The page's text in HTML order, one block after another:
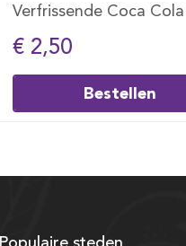
Een liter pak jus
€ 4,50
Bestellen